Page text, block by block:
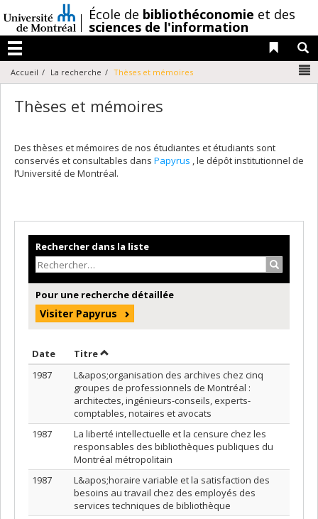
au
contenu
/École de bibliothéconomie et des
sciences de l'information
Menu
Liens
Accueil La recherche Thèses et mémoires
Thèses et mémoires
Des thèses et mémoires de nos étudiantes et étudiants sont
conservés et consultables dans Papyrus , le dépôt institutionnel de
l’Université de Montréal.
Rechercher dans la liste
Pour une recherche détaillée
Visiter Papyrus
Date Trier par date en ordre décroissant
TitreTrier par titre en ordre décroissant
1987
L&apos;organisation des archives chez cinq
groupes de professionnels de Montréal :
architectes, ingénieurs-conseils, experts-
comptables, notaires et avocats
1987
La liberté intellectuelle et la censure chez les
responsables des bibliothèques publiques du
Montréal métropolitain
1987
L&apos;horaire variable et la satisfaction des
besoins au travail chez des employés des
services techniques de bibliothèque